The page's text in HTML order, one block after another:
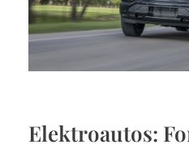
Elektroautos: